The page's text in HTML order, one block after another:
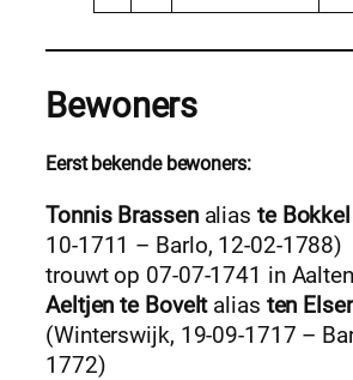
Bewoners
Eerst bekende bewoners:
Tonnis Brassenalias te Bokkel
10-1711 – Barlo, 12-02-1788)
trouwt op 07-07-1741 in
Aeltjen te Boveltalias ten
(Winterswijk, 19-09-1717 –
1772)